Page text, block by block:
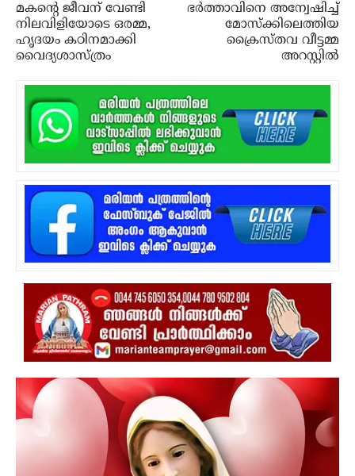
മകന്റെ ജീവന് വേണ്ടി
നിലവിളിയോടെ ഒരമ്മ,
ഹൃദയം കഠിനമാക്കി
വൈദ്യശാസ്ത്രം
ഭര്‍ത്താവിനെ അന്വേഷിച്ച്
മോസ്‌ക്കിലെത്തിയ
ക്രൈസ്തവ വീട്ടമ്മ
അറസ്റ്റില്‍